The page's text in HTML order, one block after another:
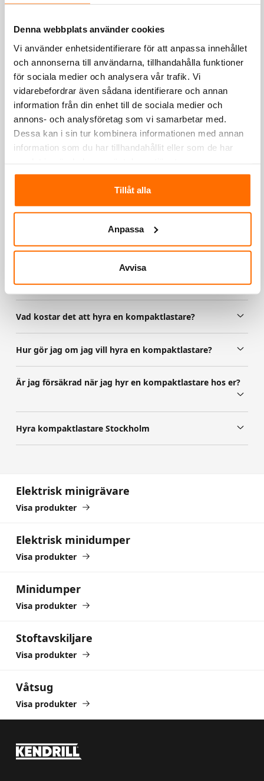
Denna webbplats använder cookies
Vi använder enhetsidentifierare för att anpassa innehållet
och annonserna till användarna, tillhandahålla funktioner
för sociala medier och analysera vår trafik. Vi
vidarebefordrar även sådana identifierare och annan
information från din enhet till de sociala medier och
annons- och analysföretag som vi samarbetar med.
Dessa kan i sin tur kombinera informationen med annan
information som du har tillhandahållit eller som de har
Tillåt alla
Anpassa
Avvisa
Bobcat S450 kompaktlastare
Bredd 1490 cm
608 kg
Här kan du läsa mer om vårahyresvillkor.
Vad kostar det att hyra en kompaktlastare?
Hur gör jag om jag vill hyra en kompaktlastare?
Är jag försäkrad när jag hyr en kompaktlastare hos er?
Hyra kompaktlastare Stockholm
Elektrisk minigrävare
Visa produkter
Elektrisk minidumper
Visa produkter
Minidumper
Visa produkter
Stoftavskiljare
Visa produkter
Våtsug
Visa produkter